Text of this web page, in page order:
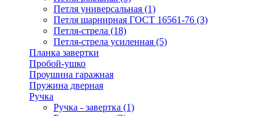
Петля универсальная (1)
Петля шарнирная ГОСТ 16561-76 (3)
Петля-стрела (18)
Петля-стрела усиленная (5)
Планка завертки
Пробой-ушко
Проушина гаражная
Пружина дверная
Ручка
Ручка - завертка (1)